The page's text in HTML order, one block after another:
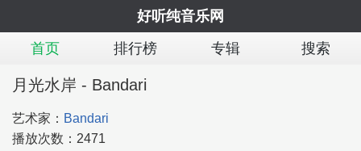
好听纯音乐网
首页
排行榜 专辑 搜索
月光水岸 - Bandari
艺术家： Bandari
播放次数： 2471